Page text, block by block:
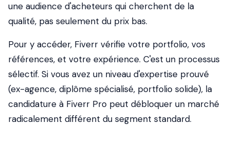
une audience d'acheteurs qui cherchent de la
qualité, pas seulement du prix bas.
Pour y accéder, Fiverr vérifie votre portfolio, vos
références, et votre expérience. C'est un processus
sélectif. Si vous avez un niveau d'expertise prouvé
(ex-agence, diplôme spécialisé, portfolio solide), la
candidature à Fiverr Pro peut débloquer un marché
radicalement différent du segment standard.